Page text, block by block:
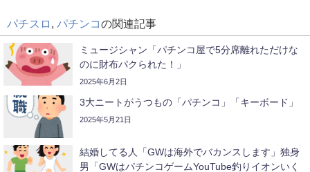
パチスロ パチンコの関連記事
ミュージシャン「パチンコ屋で5分席離れただけな
のに財布パクられた！」
2025年6月2日
3大ニートがうつもの「パチンコ」「キーボード」
2025年5月21日
結婚してる人「GWは海外でバカンスします」独身
男「GWはパチンコゲームYouTube釣りイオンいく